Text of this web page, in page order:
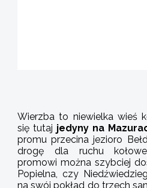
Wierzba to niewielka wieś
się tutaj jedyny na
promu przecina jezioro
drogę dla ruchu
promowi można szybciej
Popielna, czy
na swój pokład do trzech